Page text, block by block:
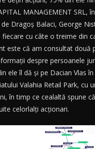
MANAGEMENT SRL,
Dragoș Balaci, George
fiecare cu câte o treime din
este că am consultat două
despre persoanele
ele îl dă și pe Dacian Vlas
Valahia Retail Park, cu
în timp ce cealaltă spune
celorlalți acționari.